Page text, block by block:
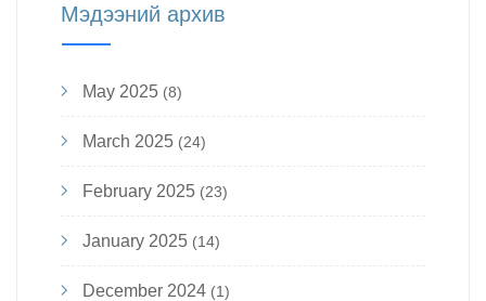
Мэдээний архив
May 2025 (8)
March 2025 (24)
February 2025 (23)
January 2025 (14)
December 2024 (1)